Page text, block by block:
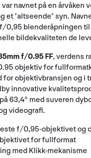
navnet på en årvåken
et "altseende" syn.
0,95 blenderåpningen
bildekvaliteten de
f/0.95 FF, verdens
objektiv for
objektivbransjen og i
innovative
63,4° med suveren
videografi.
f/0,95-objektivet og
for fullformat
med Klikk-mekanisme